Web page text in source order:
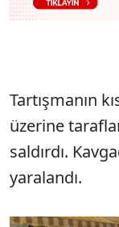
Tartışmanın
üzerine
saldırdı.
yaralandı.